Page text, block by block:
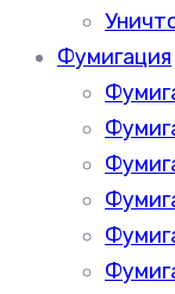
Фумигация